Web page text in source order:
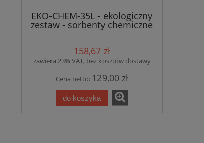
EKO-CHEM-35L - ekologiczny
zestaw - sorbenty chemiczne
35L / ATEST
158,67 zł
zawiera 23% VAT, bez kosztów dostawy
Cena netto: 129,00 zł
do koszyka